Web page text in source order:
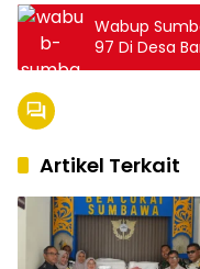
Wabup
97 Di Desa
Artikel Terkait